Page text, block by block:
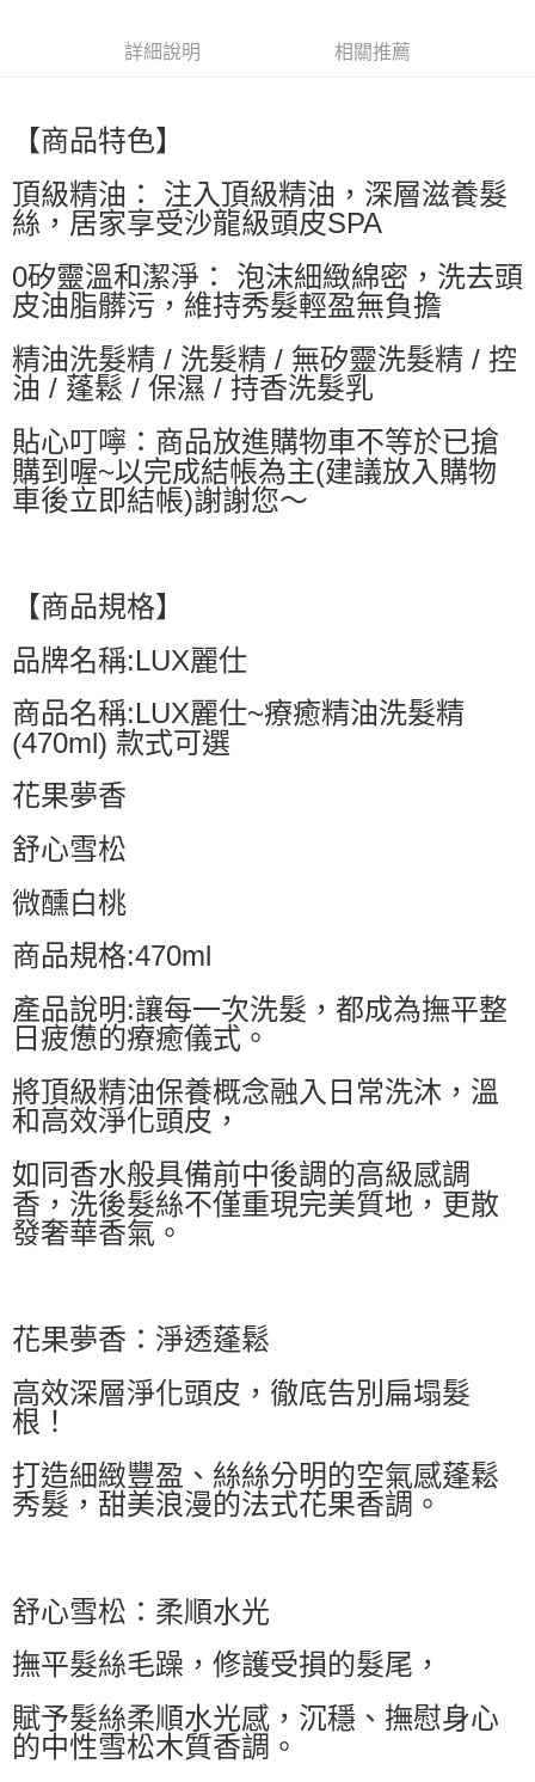
萊爾富取貨付款
每筆NT$60，滿NT$599(含以上)免運費
付款後萊爾富取貨
每筆NT$60，滿NT$599(含以上)免運費
7-11付款取貨
每筆NT$60，滿NT$599(含以上)免運費
付款後7-11取貨
宅配
每筆NT$80，滿NT$799(含以上)免運費
詳細說明 相關推薦
【商品特色】
頂級精油： 注入頂級精油，深層滋養髮
絲，居家享受沙龍級頭皮SPA
0矽靈溫和潔淨： 泡沫細緻綿密，洗去頭
皮油脂髒污，維持秀髮輕盈無負擔
精油洗髮精 / 洗髮精 / 無矽靈洗髮精 / 控
油 / 蓬鬆 / 保濕 / 持香洗髮乳
貼心叮嚀：商品放進購物車不等於已搶
購到喔~以完成結帳為主(建議放入購物
車後立即結帳)謝謝您～
【商品規格】
品牌名稱:LUX麗仕
商品名稱:LUX麗仕~療癒精油洗髮精
(470ml) 款式可選
花果夢香
舒心雪松
微醺白桃
商品規格:470ml
產品說明:讓每一次洗髮，都成為撫平整
日疲憊的療癒儀式。
將頂級精油保養概念融入日常洗沐，溫
和高效淨化頭皮，
如同香水般具備前中後調的高級感調
香，洗後髮絲不僅重現完美質地，更散
發奢華香氣。
花果夢香：淨透蓬鬆
高效深層淨化頭皮，徹底告別扁塌髮
根！
打造細緻豐盈、絲絲分明的空氣感蓬鬆
秀髮，甜美浪漫的法式花果香調。
舒心雪松：柔順水光
撫平髮絲毛躁，修護受損的髮尾，
賦予髮絲柔順水光感，沉穩、撫慰身心
的中性雪松木質香調。